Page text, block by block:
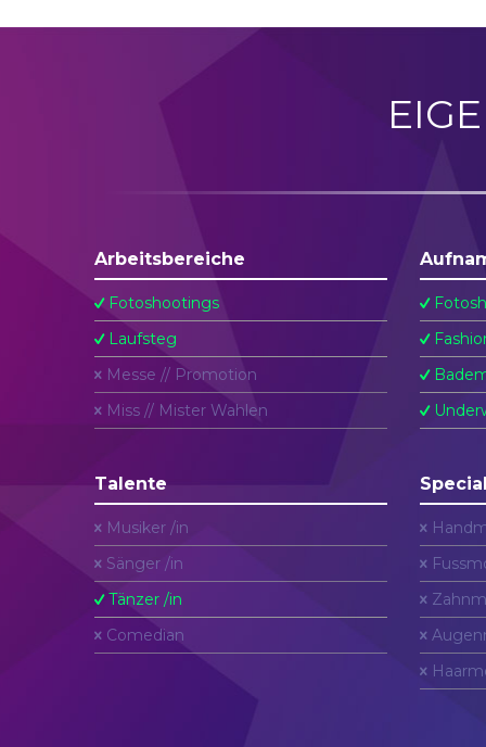
Arbeitsbereiche
Fotoshootings
Laufsteg
Messe // Promotion
Miss // Mister Wahlen
Talente
Musiker /in
Sänger /in
Tänzer /in
Comedian